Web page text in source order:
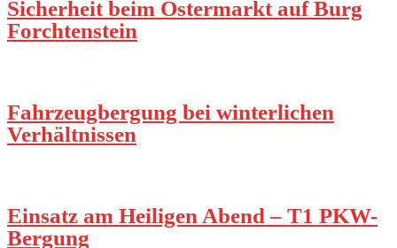
Sicherheit beim Ostermarkt auf Burg
Forchtenstein
Fahrzeugbergung bei winterlichen
Verhältnissen
Einsatz am Heiligen Abend – T1 PKW-
Bergung